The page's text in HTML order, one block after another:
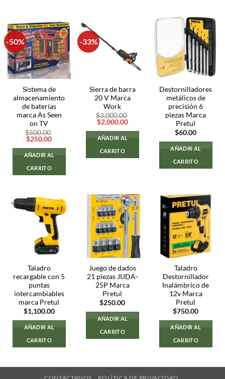
-50%
Sistema de
almacenamiento
de baterías
marca As Seen
on TV
$500.00
El
original
era:
$500.00.
$250.00El
actual
es:
AÑADIR AL
CARRITO
-33%
Sierra de barra
20 V Marca
Work
$3,000.00
El
precio
original
era:
$3,000.00.
$2,000.00El
es:
AÑADIR AL
CARRITO
Destornilladores
metálicos de
precisión 6
piezas Marca
Pretul
$60.00
AÑADIR AL
CARRITO
Taladro
recargable con 5
puntas
intercambiables
marca Pretul
$1,100.00
AÑADIR AL
CARRITO
Juego de dados
21 piezas JUDA-
25P Marca
Pretul
$250.00
AÑADIR AL
CARRITO
Taladro
Destornillador
Inalámbrico de
12v Marca
Pretul
$750.00
AÑADIR AL
CARRITO